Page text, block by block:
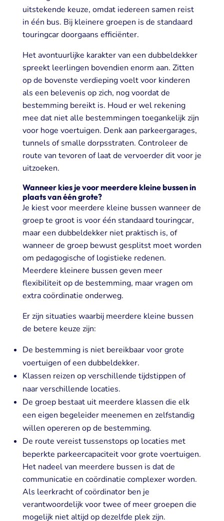
uitstekende keuze, omdat iedereen samen reist
in één bus. Bij kleinere groepen is de standaard
touringcar doorgaans efficiënter.
Het avontuurlijke karakter van een dubbeldekker
spreekt leerlingen bovendien enorm aan. Zitten
op de bovenste verdieping voelt voor kinderen
als een belevenis op zich, nog voordat de
bestemming bereikt is. Houd er wel rekening
mee dat niet alle bestemmingen toegankelijk zijn
voor hoge voertuigen. Denk aan parkeergarages,
tunnels of smalle dorpsstraten. Controleer de
route van tevoren of laat de vervoerder dit voor je
uitzoeken.
Wanneer kies je voor meerdere kleine bussen in
plaats van één grote?
Je kiest voor meerdere kleine bussen wanneer de
groep te groot is voor één standaard touringcar,
maar een dubbeldekker niet praktisch is, of
wanneer de groep bewust gesplitst moet worden
om pedagogische of logistieke redenen.
Meerdere kleinere bussen geven meer
flexibiliteit op de bestemming, maar vragen om
extra coördinatie onderweg.
Er zijn situaties waarbij meerdere kleine bussen
de betere keuze zijn:
De bestemming is niet bereikbaar voor grote
voertuigen of een dubbeldekker.
Klassen reizen op verschillende tijdstippen of
naar verschillende locaties.
De groep bestaat uit meerdere klassen die elk
een eigen begeleider meenemen en zelfstandig
willen opereren op de bestemming.
De route vereist tussenstops op locaties met
beperkte parkeercapaciteit voor grote voertuigen.
Het nadeel van meerdere bussen is dat de
communicatie en coördinatie complexer worden.
Als leerkracht of coördinator ben je
verantwoordelijk voor twee of meer groepen die
mogelijk niet altijd op dezelfde plek zijn.